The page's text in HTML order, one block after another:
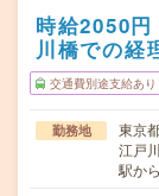
時給2050
川橋での経
交通費別途支給あり
勤務地
東京
江戸
駅か